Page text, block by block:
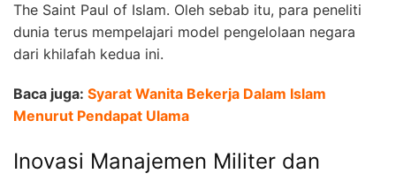
The Saint Paul of Islam. Oleh sebab itu, para peneliti
dunia terus mempelajari model pengelolaan negara
dari khilafah kedua ini.
Baca juga: Syarat Wanita Bekerja Dalam Islam
Menurut Pendapat Ulama
Inovasi Manajemen Militer dan